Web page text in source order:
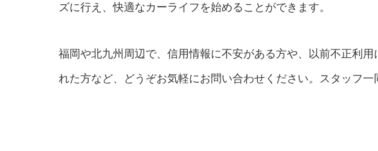
ズに行え、快適なカーライフを始めることができます。
福岡や北九州周辺で、信用情報に不安がある方や、以前不正利
れた方など、どうぞお気軽にお問い合わせください。スタッフ一